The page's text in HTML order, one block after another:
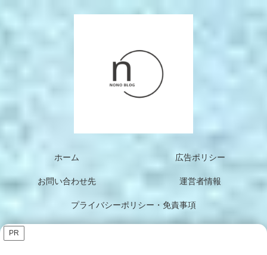
ホーム 広告ポリシー
お問い合わせ先 運営者情報
プライバシーポリシー・免責事項
PR